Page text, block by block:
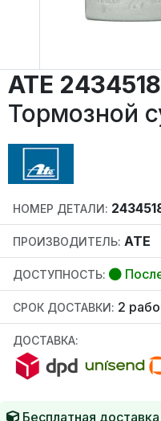
ATE
Тормозной
НОМЕР ДЕТАЛИ:
ПРОИЗВОДИТЕЛЬ: ATE
ДОСТУПНОСТЬ:
СРОК ДОСТАВКИ: 2
ДОСТАВКА:
Бесплатная